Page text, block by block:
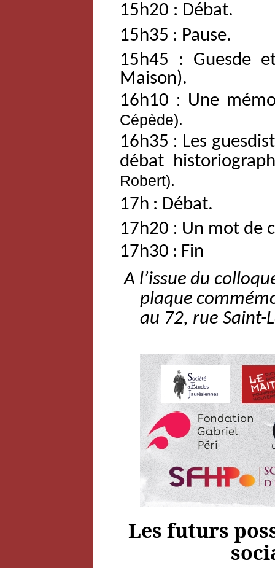
15h20 : Débat.
15h35 : Pause.
15h45
: Guesde
Maison).
16h10 : Une
Cépède).
16h35 : Les
débat
Robert).
17h : Débat.
17h20 : Un mot de
17h30 : Fin
A l’issue du
plaque
au 72, rue Saint-
Les futurs